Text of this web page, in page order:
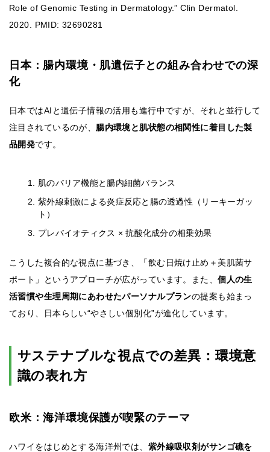
Role of Genomic Testing in Dermatology.” Clin Dermatol.
2020. PMID: 32690281
日本：腸内環境・肌遺伝子との組み合わせでの深
化
日本ではAIと遺伝子情報の活用も進行中ですが、それと並行して
注目されているのが、 腸内環境と肌状態の相関性に着目した製
品開発です。
肌のバリア機能と腸内細菌バランス
紫外線刺激による炎症反応と腸の透過性（リーキーガッ
ト）
プレバイオティクス × 抗酸化成分の相乗効果
こうした複合的な視点に基づき、「飲む日焼け止め＋美肌菌サ
ポート」というアプローチが広がっています。また、個人の生
活習慣や生理周期にあわせたパーソナルプランの提案も始まっ
ており、日本らしい“やさしい個別化”が進化しています。
サステナブルな視点での差異：環境意
識の表れ方
欧米：海洋環境保護が喫緊のテーマ
ハワイをはじめとする海洋州では、 紫外線吸収剤がサンゴ礁を